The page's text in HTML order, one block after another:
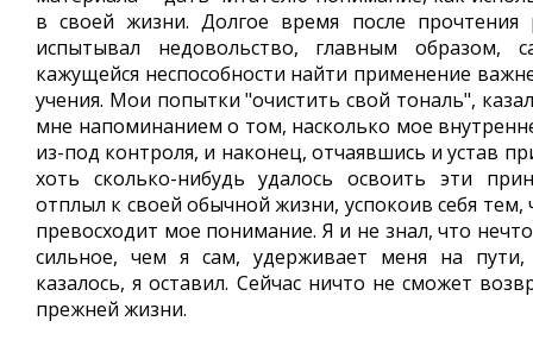
в своей жизни. Долгое время после прочтения
испытывал недовольство, главным образом,
кажущейся неспособности найти применение
учения. Мои попытки "очистить свой тональ",
мне напоминанием о том, насколько мое
из-под контроля, и наконец, отчаявшись и устав
хоть сколько-нибудь удалось освоить эти
отплыл к своей обычной жизни, успокоив себя тем,
превосходит мое понимание. Я и не знал, что
сильное, чем я сам, удерживает меня на
казалось, я оставил. Сейчас ничто не сможет
прежней жизни.